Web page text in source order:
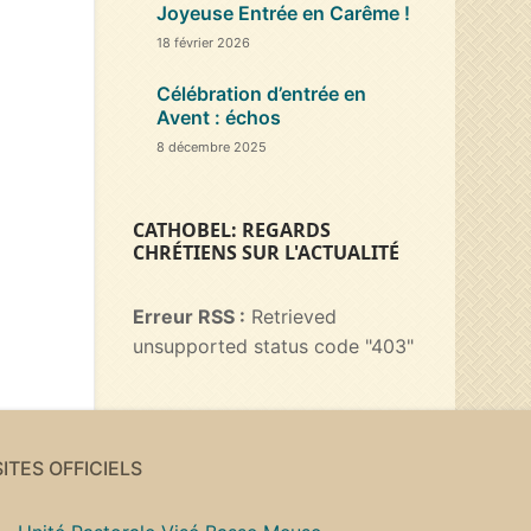
Joyeuse Entrée en Carême !
18 février 2026
Célébration d’entrée en
Avent : échos
8 décembre 2025
CATHOBEL: REGARDS
CHRÉTIENS SUR L'ACTUALITÉ
Erreur RSS : Retrieved
unsupported status code "403"
OFFICIELS